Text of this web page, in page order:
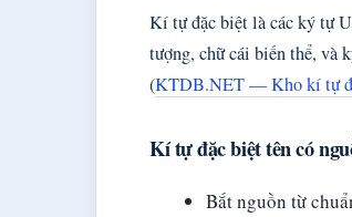
Kí tự đặc biệt là các ký tự
tượng, chữ cái biến thể, và
(KTDB.NET — Kho kí tự
Kí tự đặc biệt tên có
Bắt nguồn từ